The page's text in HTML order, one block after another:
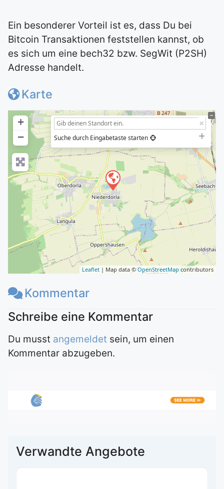
Ein besonderer Vorteil ist es, dass Du bei
Bitcoin Transaktionen feststellen kannst, ob
es sich um eine bech32 bzw. SegWit (P2SH)
Adresse handelt.
Karte
+
−
Suche durch Eingabetaste starten
Leaflet | Map data © OpenStreetMap contributors
Kommentar
Du musst angemeldet sein, um einen
Kommentar abzugeben.
Verwandte Angebote